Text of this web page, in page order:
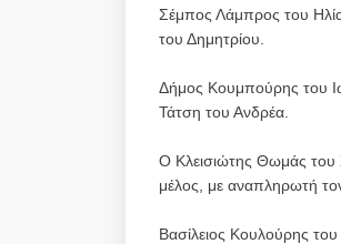
Σέμπος Λάμπρος του
του Δημητρίου.
Δήμος Κουμπούρης του
Τάτση του Ανδρέα.
Ο Κλεισιώτης Θωμάς του
μέλος, με αναπληρωτή
Βασίλειος Κουλούρης